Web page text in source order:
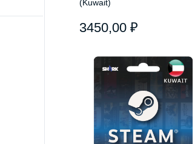
(Kuwait)
3450,00 ₽